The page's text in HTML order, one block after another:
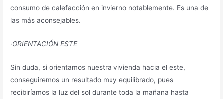
consumo de calefacción en invierno notablemente. Es una de
las más aconsejables.
·ORIENTACIÓN ESTE
Sin duda, si orientamos nuestra vivienda hacia el este,
conseguiremos un resultado muy equilibrado, pues
recibiríamos la luz del sol durante toda la mañana hasta